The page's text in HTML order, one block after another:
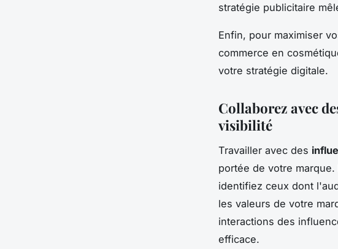
stratégie publicitaire
Enfin, pour maximiser
commerce en
votre stratégie digitale.
Collaborez avec
visibilité
Travailler avec des
portée de votre
identifiez ceux dont
les valeurs de votre
interactions des
efficace.